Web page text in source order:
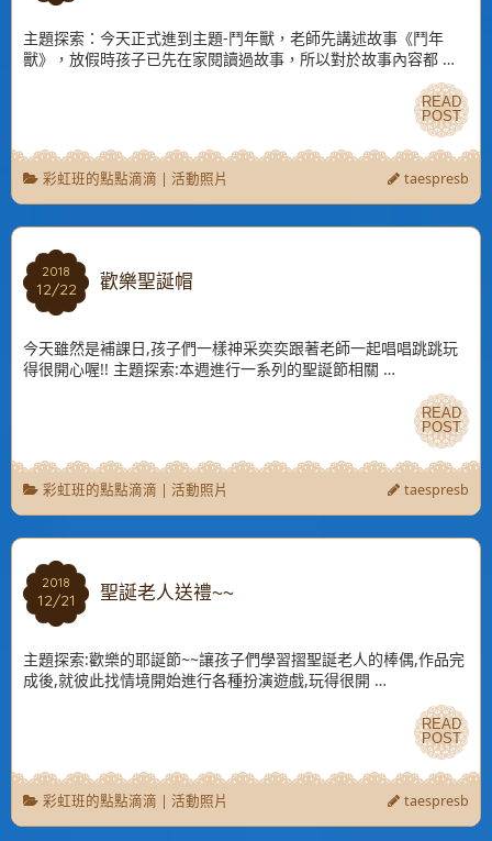
主題探索：今天正式進到主題-鬥年獸，老師先講述故事《鬥年
獸》，放假時孩子已先在家閱讀過故事，所以對於故事內容都 …
READ
POST
READ
POST
彩虹班的點點滴滴 | 活動照片 taespresb
2018
12/22
2018
12/22 歡樂聖誕帽
今天雖然是補課日,孩子們一樣神采奕奕跟著老師一起唱唱跳跳玩
得很開心喔!! 主題探索:本週進行一系列的聖誕節相關 …
READ
POST
READ
POST
彩虹班的點點滴滴 | 活動照片 taespresb
2018
12/21
2018
12/21 聖誕老人送禮~~
主題探索:歡樂的耶誕節~~讓孩子們學習摺聖誕老人的棒偶,作品完
成後,就彼此找情境開始進行各種扮演遊戲,玩得很開 …
READ
POST
READ
POST
彩虹班的點點滴滴 | 活動照片 taespresb